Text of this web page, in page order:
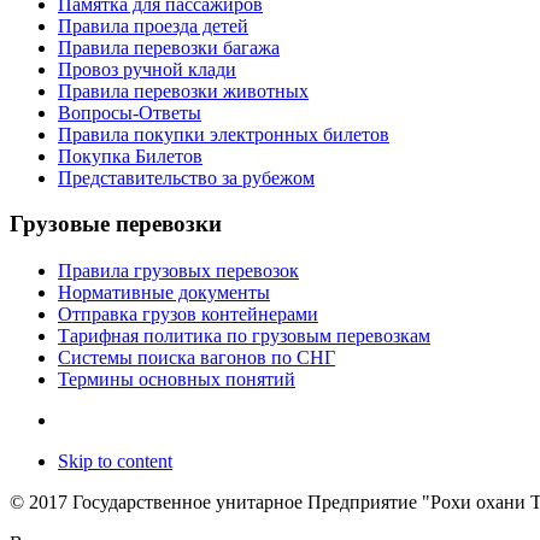
Правила проезда детей
Правила перевозки багажа
Провоз ручной клади
Правила перевозки животных
Вопросы-Ответы
Правила покупки электронных билетов
Покупка Билетов
Представительство за рубежом
Грузовые перевозки
Правила грузовых перевозок
Нормативные документы
Отправка грузов контейнерами
Тарифная политика по грузовым перевозкам
Системы поиска вагонов по СНГ
Термины основных понятий
Skip to content
© 2017 Государственное унитарное Предприятие "Рохи охани